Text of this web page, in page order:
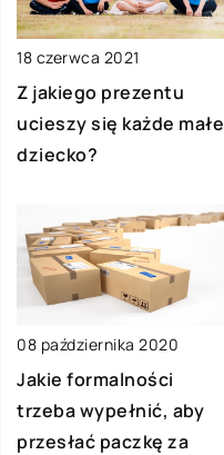
18 czerwca 2021
Z jakiego prezentu
ucieszy się każde małe
dziecko?
08 października 2020
Jakie formalności
trzeba wypełnić, aby
przesłać paczkę za